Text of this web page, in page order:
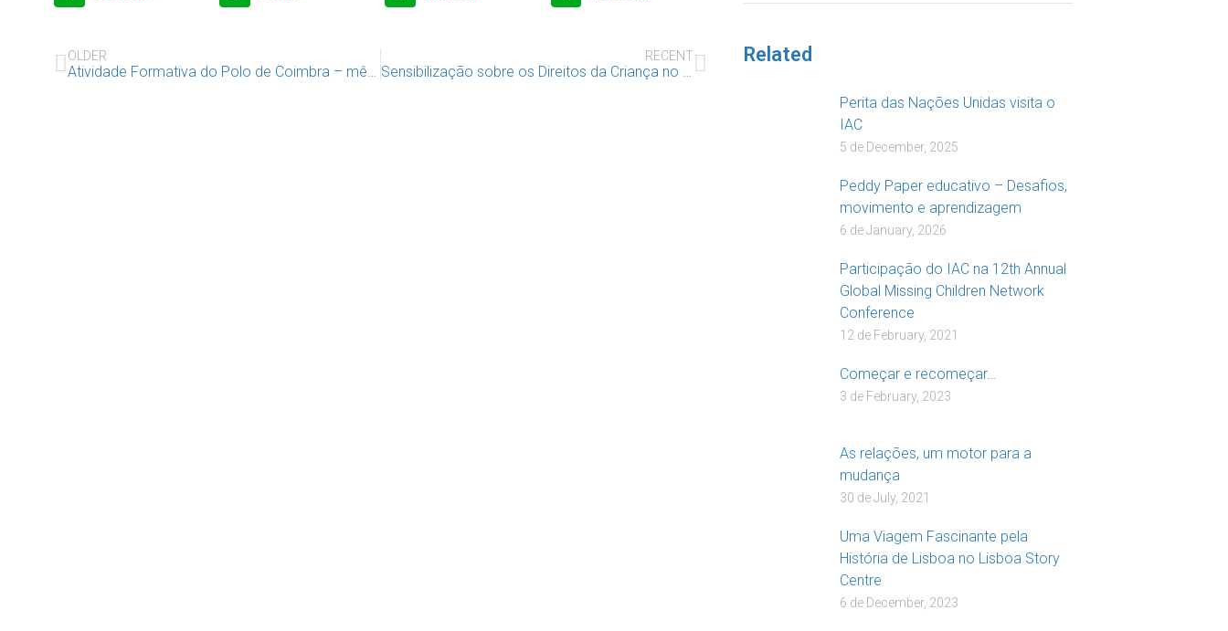
OLDER
Atividade Formativa do Polo de Coimbra – mês de junho
RECENT
Sensibilização sobre os Direitos da Criança no Hospital Garcia de Orta
Related
Perita das Nações Unidas visita o
IAC
5 de December, 2025
Peddy Paper educativo – Desafios,
movimento e aprendizagem
6 de January, 2026
Participação do IAC na 12th Annual
Global Missing Children Network
Conference
12 de February, 2021
Começar e recomeçar…
3 de February, 2023
As relações, um motor para a
mudança
30 de July, 2021
Uma Viagem Fascinante pela
História de Lisboa no Lisboa Story
Centre
6 de December, 2023